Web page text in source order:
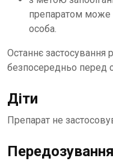
препаратом може
особа.
Останнє застосування
безпосередньо перед
Діти
Препарат не
Передозування